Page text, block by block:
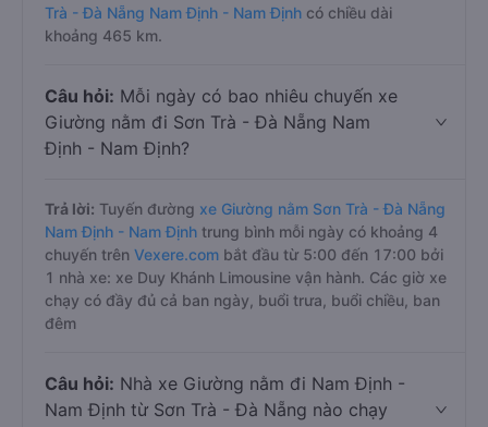
Trà - Đà Nẵng Nam Định - Nam Định có chiều dài
khoảng 465 km.
Câu hỏi: Mỗi ngày có bao nhiêu chuyến xe
Giường nằm đi Sơn Trà - Đà Nẵng Nam
Định - Nam Định?
Trả lời: Tuyến đường xe Giường nằm Sơn Trà - Đà Nẵng
Nam Định - Nam Định trung bình mỗi ngày có khoảng 4
chuyến trên Vexere.com bắt đầu từ 5:00 đến 17:00 bởi
1 nhà xe: xe Duy Khánh Limousine vận hành. Các giờ xe
chạy có đầy đủ cả ban ngày, buổi trưa, buổi chiều, ban
đêm
Câu hỏi: Nhà xe Giường nằm đi Nam Định -
Nam Định từ Sơn Trà - Đà Nẵng nào chạy